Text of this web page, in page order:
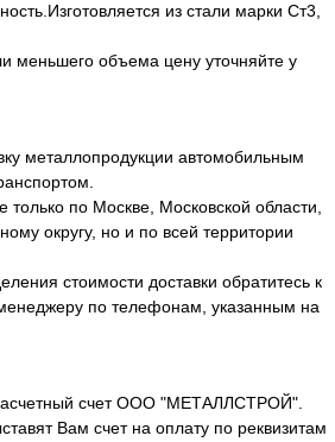
из стали марки Ст3,
меньшего объема цену уточняйте у
металлопродукции автомобильным
только по Москве, Московской области,
округу, но и по всей территории
стоимости доставки обратитесь к
по телефонам, указанным на
счет ООО "МЕТАЛЛСТРОЙ".
Вам счет на оплату по реквизитам